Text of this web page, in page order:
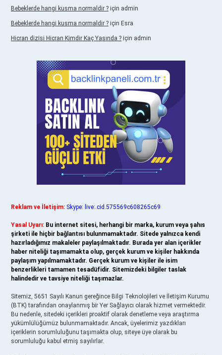
Bebeklerde hangi kusma normaldir ? için admin
Bebeklerde hangi kusma normaldir ? için Esra
Hicran dizisi Hicran Kimdir Kaç Yaşında ? için admin
Reklam ve İletişim: Skype: live:.cid.575569c608265c69
Yasal Uyarı: Bu internet sitesi, herhangi bir marka, kurum veya şahıs
şirketi ile hiçbir bağlantısı bulunmamaktadır. Sitede yalnızca kendi
hazırladığımız makaleler paylaşılmaktadır. Burada yer alan içerikler
haber niteliği taşımamakta olup, gerçek kurum ve kişiler hakkında
paylaşım yapılmamaktadır. Gerçek kurum ve kişiler ile isim
benzerlikleri tamamen tesadüfidir. Sitemizdeki bilgiler taslak
halindedir ve tavsiye niteliği taşımazlar.
Sitemiz, 5651 Sayılı Kanun gereğince Bilgi Teknolojileri ve İletişim Kurumu
(BTK) tarafından onaylanmış bir Yer Sağlayıcı olarak hizmet vermektedir.
Bu nedenle, sitedeki içerikleri proaktif olarak denetleme veya araştırma
yükümlülüğümüz bulunmamaktadır. Ancak, üyelerimiz yazdıkları
içeriklerin sorumluluğunu taşımakta olup, siteye üye olarak bu
sorumluluğu kabul etmiş sayılırlar.